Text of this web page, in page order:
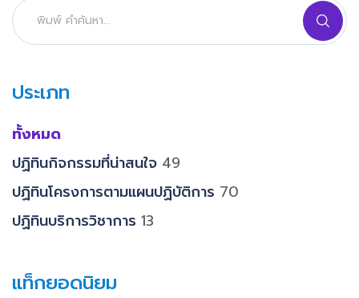
ประเภท
ทั้งหมด
ปฏิทินกิจกรรมที่น่าสนใจ 49
ปฏิทินโครงการตามแผนปฏิบัติการ 70
ปฏิทินบริการวิชาการ 13
แท็กยอดนิยม